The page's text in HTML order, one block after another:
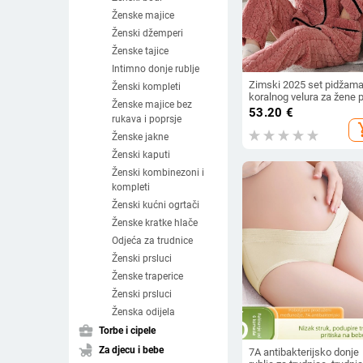
Ženske majice
Ženski džemperi
Ženske tajice
Intimno donje rublje
Ženski kompleti
Ženske majice bez
rukava i poprsje
Ženske jakne
Ženski kaputi
Ženski kombinezoni i
kompleti
Ženski kućni ogrtači
Ženske kratke hlače
Odjeća za trudnice
Ženski prsluci
Ženske traperice
Ženski prsluci
Ženska odijela
business_center Torbe i cipele
child_friendly Za djecu i bebe
Zimski 2025 set
koralnog velura za žene
veličine, za srednju i
dob, s fleec podstavom i
debelim kućnim
53.20 €
7A antibakterijsko donje